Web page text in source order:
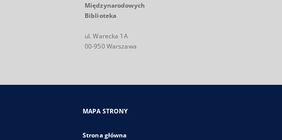
Międzynarodowych
Biblioteka
ul. Warecka 1A
00-950 Warszawa
MAPA STRONY
Strona główna